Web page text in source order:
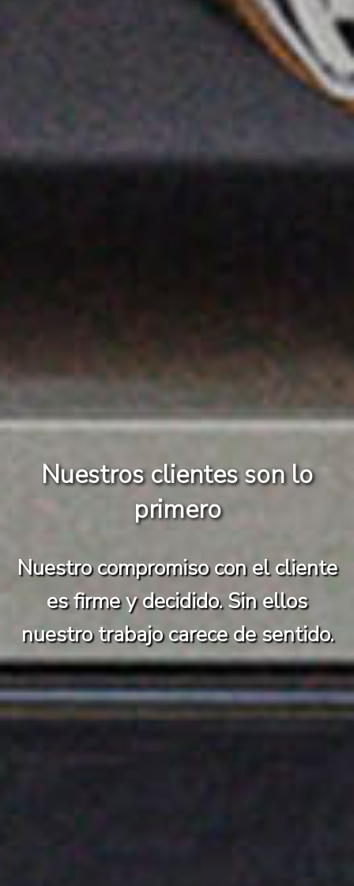
clientes son lo
primero
compromiso con el cliente
y decidido. Sin ellos
trabajo carece de sentido.